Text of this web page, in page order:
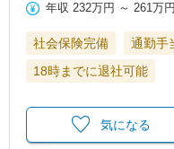
年収 232万円 ～261万円
社会保険完備 通勤手
18時までに退社可能
気になる